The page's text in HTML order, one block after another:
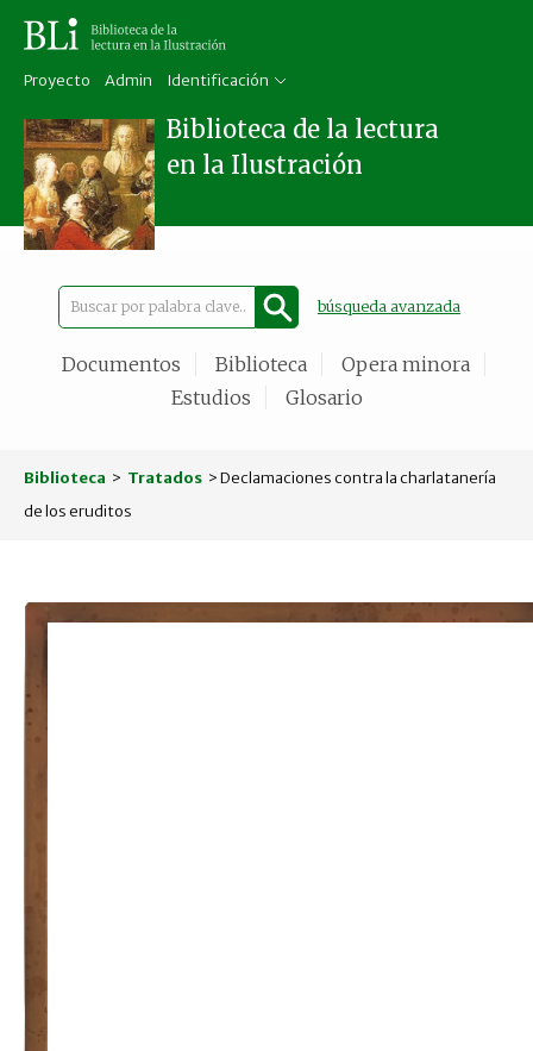
Proyecto Admin Identificación
Biblioteca de la lectura
en la Ilustración
búsqueda avanzada
Documentos Biblioteca
Opera minora
Estudios
Glosario
Biblioteca > Tratados > Declamaciones contra la charlatanería
de los eruditos